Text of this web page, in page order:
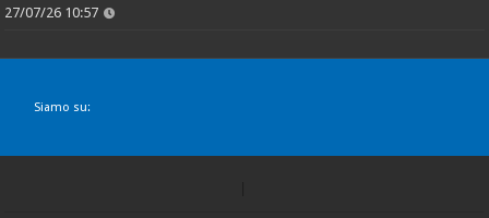
27/07/26 10:57
Siamo su: